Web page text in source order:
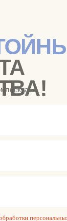
персональных данных
Классическое